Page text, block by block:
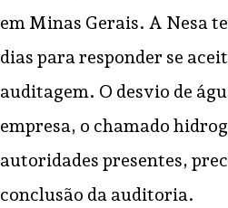
em Minas Gerais. A Nesa
dias para responder se
auditagem. O desvio de
empresa, o chamado
autoridades presentes,
conclusão da auditoria.